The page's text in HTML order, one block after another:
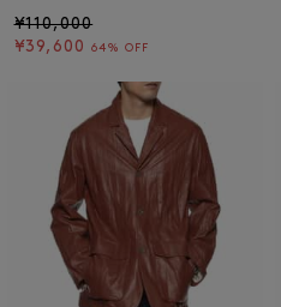
¥110,000
¥39,600
64% OFF